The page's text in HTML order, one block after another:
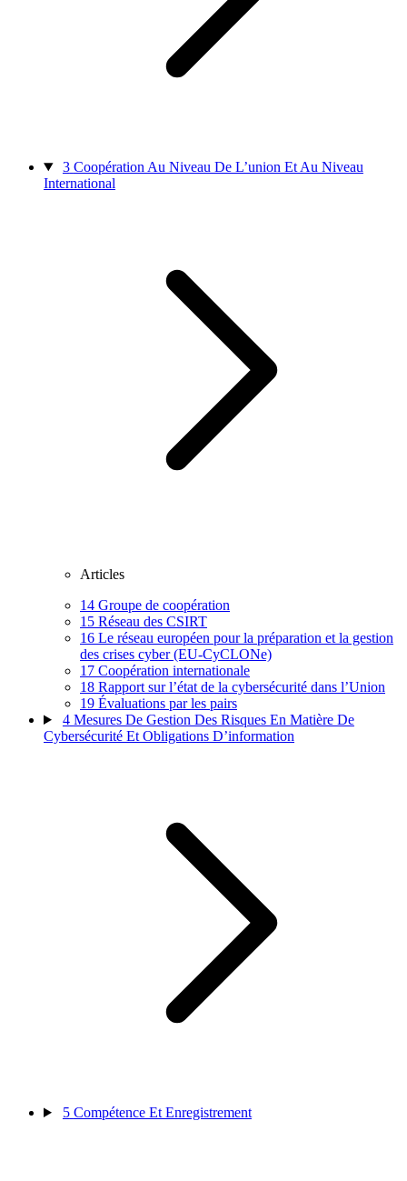
3 Coopération Au Niveau De L’union Et Au Niveau
International
Articles
14 Groupe de coopération
15 Réseau des CSIRT
16 Le réseau européen pour la préparation et la gestion
des crises cyber (EU-CyCLONe)
17 Coopération internationale
18 Rapport sur l’état de la cybersécurité dans l’Union
19 Évaluations par les pairs
4 Mesures De Gestion Des Risques En Matière De
Cybersécurité Et Obligations D’information
5 Compétence Et Enregistrement